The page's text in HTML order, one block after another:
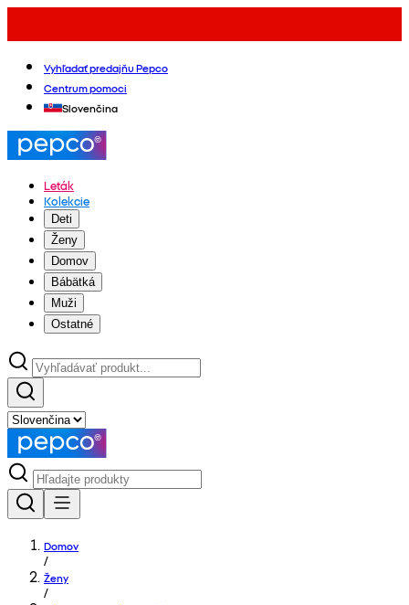
Vyhľadať predajňu Pepco
Centrum pomoci
Slovenčina
Leták
Kolekcie
Deti
Ženy
Domov
Bábätká
Muži
Ostatné
Domov
/
Ženy
/